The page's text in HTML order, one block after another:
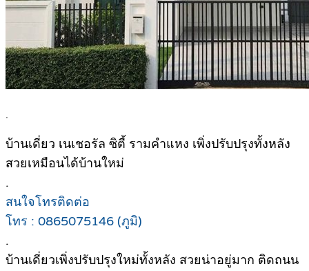
.
บ้านเดี่ยว เนเชอรัล ซิตี้ รามคำแหง เพิ่งปรับปรุงทั้งหลัง
สวยเหมือนได้บ้านใหม่
.
สนใจโทรติดต่อ
โทร : 0865075146 (ภูมิ)
.
บ้านเดี่ยวเพิ่งปรับปรุงใหม่ทั้งหลัง สวยน่าอยู่มาก ติดถนน